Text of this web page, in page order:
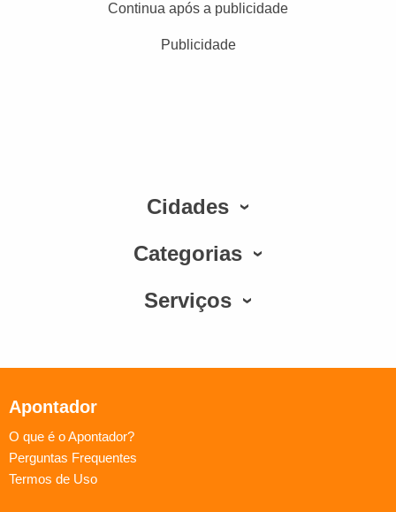
Continua após a publicidade
Publicidade
Cidades
Categorias
Serviços
Apontador
O que é o Apontador?
Perguntas Frequentes
Termos de Uso